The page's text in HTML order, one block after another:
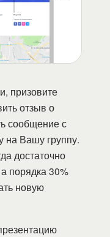
призовите
отзыв о
сообщение с
на Вашу группу.
достаточно
порядка 30%
новую